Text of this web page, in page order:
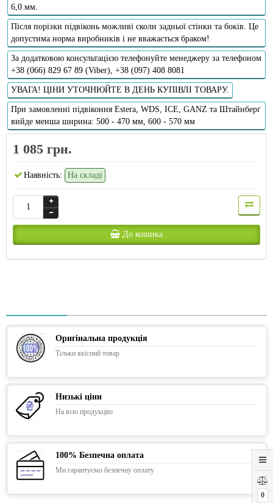
0
6,0 мм.
Після порізки підвіконь можливі сколи задньої стінки та боків. Це
допустима норма виробників і не вважається браком!
За додатковою консультацією телефонуйте менеджеру за телефоном
+38 (066) 829 67 89 (Viber), +38 (097) 408 8081
УВАГА! ЦІНИ УТОЧНЮЙТЕ В ДЕНЬ КУПІВЛІ ТОВАРУ.
При замовленні підвіконня Estera, WDS, ICE, GANZ та Штайнберґ
вийде менша ширина: 500 - 470 мм, 600 - 570 мм
1 085 грн.
Наявність: На складі
До кошика
Оригінальна продукція
Тільки якісний товар
Низькі ціни
На всю продукцію
100% Безпечна оплата
Ми гарантуємо безпечну оплату